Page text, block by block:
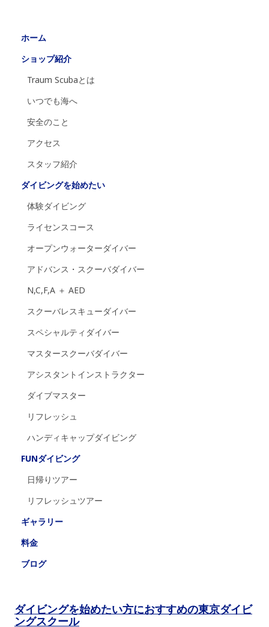
ホーム
ショップ紹介
Traum Scubaとは
いつでも海へ
安全のこと
アクセス
スタッフ紹介
ダイビングを始めたい
体験ダイビング
ライセンスコース
オープンウォーターダイバー
アドバンス・スクーバダイバー
N,C,F,A ＋ AED
スクーバレスキューダイバー
スペシャルティダイバー
マスタースクーバダイバー
アシスタントインストラクター
ダイブマスター
リフレッシュ
ハンディキャップダイビング
FUNダイビング
日帰りツアー
リフレッシュツアー
ギャラリー
料金
ブログ
ダイビングを始めたい方におすすめの東京ダイビ
ングスクール